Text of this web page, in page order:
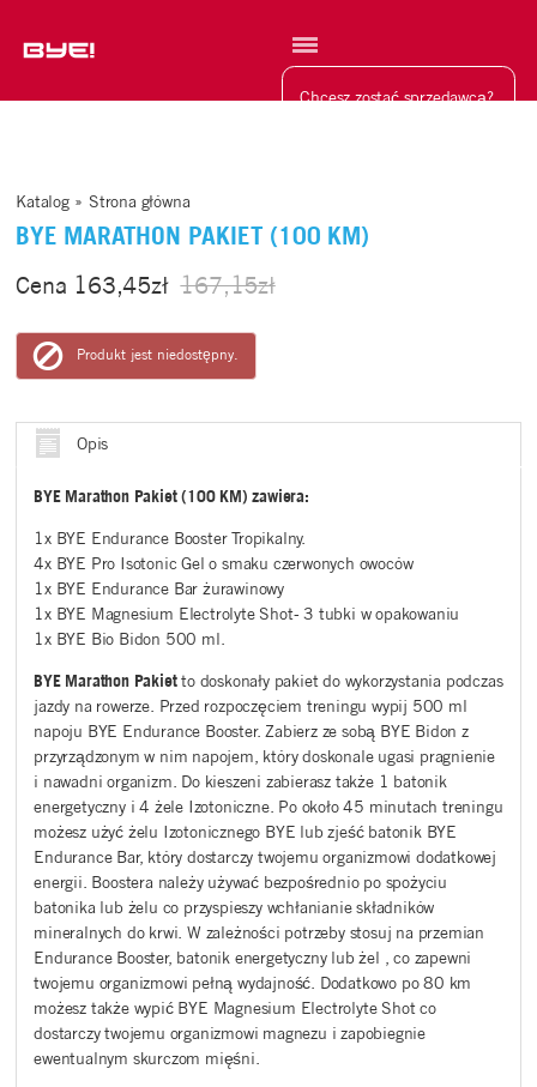
Szukaj
Chcesz zostać sprzedawcą?
Katalog» Strona główna
BYE MARATHON PAKIET (100 KM)
Cena 163,45zł 167,15zł
Produkt jest niedostępny.
Opis
BYE Marathon Pakiet (100 KM) zawiera:
1x BYE Endurance Booster Tropikalny.
4x BYE Pro Isotonic Gel o smaku czerwonych owoców
1x BYE Endurance Bar żurawinowy
1x BYE Magnesium Electrolyte Shot- 3 tubki w opakowaniu
1x BYE Bio Bidon 500 ml.
BYE Marathon Pakietto doskonały pakiet do wykorzystania podczas
jazdy na rowerze. Przed rozpoczęciem treningu wypij 500 ml
napoju BYE Endurance Booster. Zabierz ze sobą BYE Bidon z
przyrządzonym w nim napojem, który doskonale ugasi pragnienie
i nawadni organizm. Do kieszeni zabierasz także 1 batonik
energetyczny i 4 żele Izotoniczne. Po około 45 minutach treningu
możesz użyć żelu Izotonicznego BYE lub zjeść batonik BYE
Endurance Bar, który dostarczy twojemu organizmowi dodatkowej
energii. Boostera należy używać bezpośrednio po spożyciu
batonika lub żelu co przyspieszy wchłanianie składników
mineralnych do krwi. W zależności potrzeby stosuj na przemian
Endurance Booster, batonik energetyczny lub żel , co zapewni
twojemu organizmowi pełną wydajność. Dodatkowo po 80 km
możesz także wypić BYE Magnesium Electrolyte Shot co
dostarczy twojemu organizmowi magnezu i zapobiegnie
ewentualnym skurczom mięśni.